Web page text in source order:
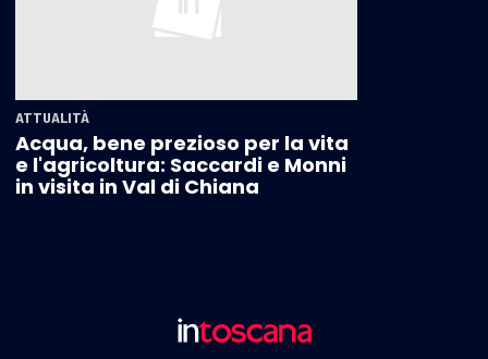
ATTUALITÀ
Acqua, bene prezioso per la vita
e l'agricoltura: Saccardi e Monni
in visita in Val di Chiana